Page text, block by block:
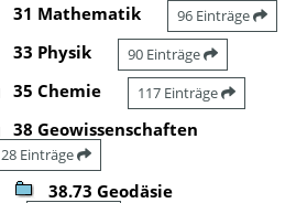
31 Mathematik 96 Einträge
33 Physik 90 Einträge
35 Chemie 117 Einträge
38 Geowissenschaften
28 Einträge
38.73 Geodäsie